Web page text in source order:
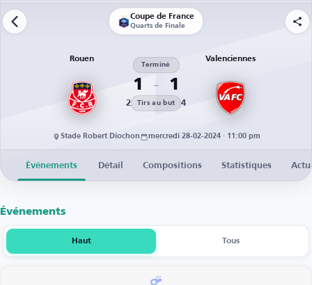
Coupe de France
Quarts de Finale
Rouen
1
Terminé
1
2 Tirs au but 4
Valenciennes
Stade Robert Diochon mercredi 28-02-2024 · 11:00 pm
Événements Détail Compositions Statistiques
Événements
Haut Tous